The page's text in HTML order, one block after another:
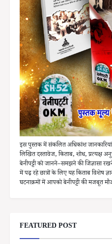
इस पुस्तक में संकलित अधिकांश
लिखित दस्तावेज, किताब, शोध, प्रत्यक्ष
बेनीपट्टी को जानने–समझने की जिज्ञासा
में पढ़ रहे छात्रों के लिए यह किताब विशेष
घटनाक्रमों में आपको बेनीपट्टी की मजबूत
FEATURED POST